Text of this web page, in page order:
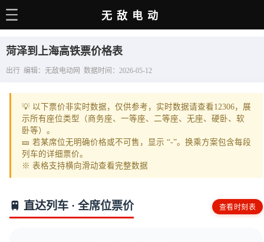
电动百科
电车手册
选车推荐
充电站
销量榜
无敌电动
菏泽到上海高铁票价格表
出行 编辑：无敌电动网 数据时间：2026-05-12
💡 以下票价非实时数据，仅供参考，实时数据请查看12306，展
示所有座位类型（商务座、一等座、二等座、无座、硬卧、软
卧等）。
🎫 若某席位无明确价格或不可售，显示 “-”。换乘方案包含每段
列车的详细票价。
※ 表格支持横向滑动查看完整数据
🚆 直达列车 · 全席位票价 查看时刻表